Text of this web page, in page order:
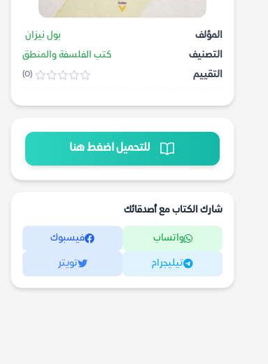
المؤلف
بول نيزان
التصنيف
كتب الفلسفة والمنطق
التقييم
(0)
للتحميل اضغط هنا
شارك الكتاب مع أصدقائك
واتساب فيسبوك
تيليجرام تويتر